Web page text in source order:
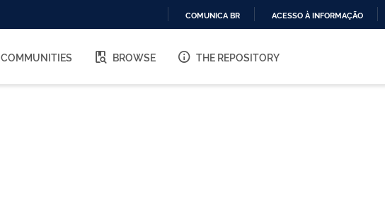
O
COMUNICA BR ACESSO À INFORMAÇÃO
COMMUNITIES BROWSE THE REPOSITORY